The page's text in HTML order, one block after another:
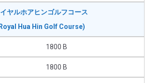
ヤルホアヒンゴルフコース
Hua Hin Golf Course)
1800 B
1800 B